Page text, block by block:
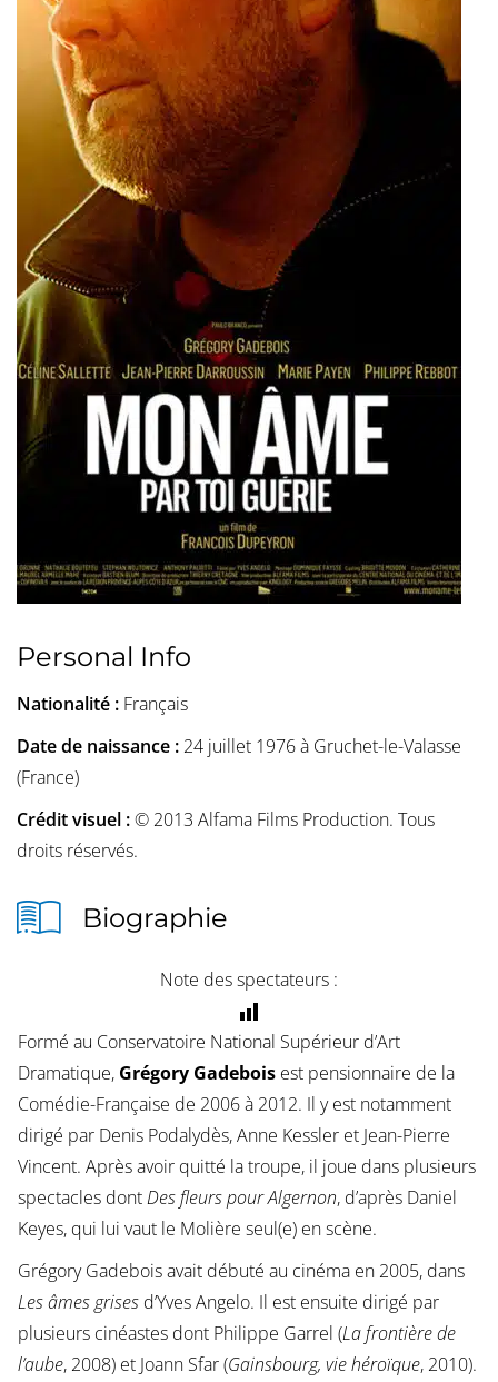
Personal Info
Nationalité : Français
Date de naissance : 24 juillet 1976 à Gruchet-le-Valasse
(France)
Crédit visuel :© 2013 Alfama Films Production. Tous
droits réservés.
Biographie
Note des spectateurs :
Formé au Conservatoire National Supérieur d’Art
Dramatique, Grégory Gadeboisest pensionnaire de la
Comédie-Française de 2006 à 2012. Il y est notamment
dirigé par Denis Podalydès, Anne Kessler et Jean-Pierre
Vincent. Après avoir quitté la troupe, il joue dans plusieurs
spectacles dontDes fleurs pour Algernon, d’après Daniel
Keyes, qui lui vaut le Molière seul(e) en scène.
Grégory Gadebois avait débuté au cinéma en 2005, dans
Les âmes grisesd’Yves Angelo. Il est ensuite dirigé par
plusieurs cinéastes dont Philippe Garrel (La frontière de
l’aube, 2008) et Joann Sfar (Gainsbourg, vie héroïque, 2010).